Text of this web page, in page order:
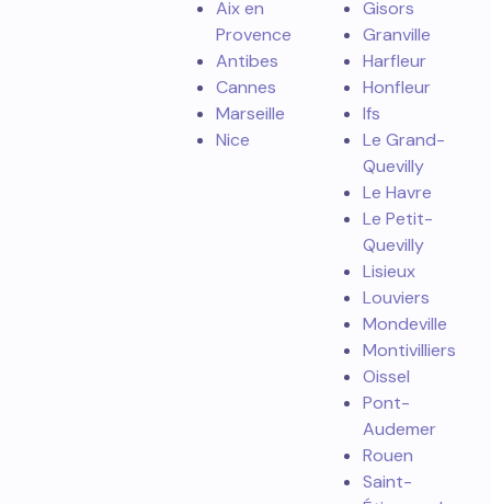
Aix en
Provence
Antibes
Cannes
Marseille
Nice
Gisors
Granville
Harfleur
Honfleur
Ifs
Le Grand-
Quevilly
Le Havre
Le Petit-
Quevilly
Lisieux
Louviers
Mondeville
Montivilliers
Oissel
Pont-
Audemer
Rouen
Saint-